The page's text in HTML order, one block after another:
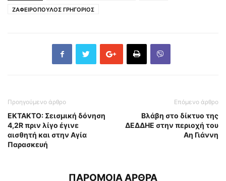
ΖΑΦΕΙΡΟΠΟΥΛΟΣ ΓΡΗΓΟΡΙΟΣ
Προηγούμενο άρθρο
ΕΚΤΑΚΤΟ: Σεισμική δόνηση
4,2R πριν λίγο έγινε
αισθητή και στην Αγία
Παρασκευή
Επόμενο άρθρο
Βλάβη στο δίκτυο της
ΔΕΔΔΗΕ στην περιοχή του
Αη Γιάννη
ΠΑΡΟΜΟΙΑ ΑΡΘΡΑ